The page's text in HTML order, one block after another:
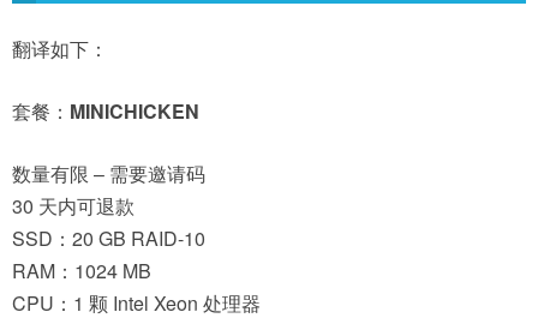
翻译如下：
套餐： MINICHICKEN
数量有限 – 需要邀请码
30 天内可退款
SSD：20 GB RAID-10
RAM：1024 MB
CPU：1 颗 Intel Xeon 处理器